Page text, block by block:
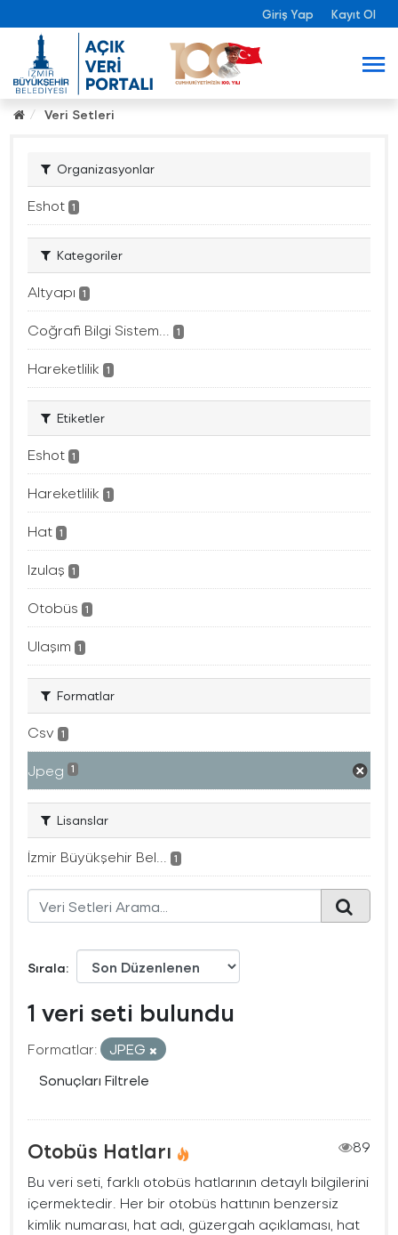
Giriş Yap Kayıt Ol
Veri Setleri
Organizasyonlar
Eshot 1
Kategoriler
Altyapı 1
Coğrafi Bilgi Sistem... 1
Hareketlilik 1
Etiketler
Eshot 1
Hareketlilik 1
Hat 1
Izulaş 1
Otobüs 1
Ulaşım 1
Formatlar
Csv 1
Jpeg 1
Lisanslar
İzmir Büyükşehir Bel... 1
Sırala
1 veri seti bulundu
Formatlar:
JPEG
Sonuçları Filtrele
Otobüs Hatları
89
Bu veri seti, farklı otobüs hatlarının detaylı bilgilerini
içermektedir. Her bir otobüs hattının benzersiz
kimlik numarası, hat adı, güzergah açıklaması, hat